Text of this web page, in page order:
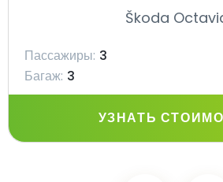
Škoda
Пассажиры: 3
Багаж: 3
УЗНАТЬ